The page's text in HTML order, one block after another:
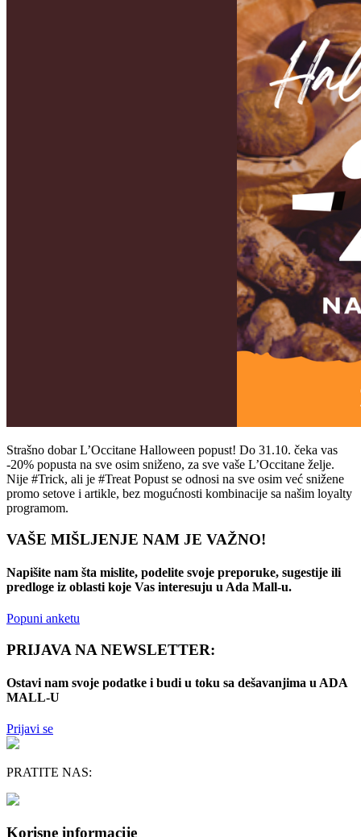
Strašno dobar L’Occitane Halloween popust! Do 31.10. čeka vas
-20% popusta na sve osim sniženo, za sve vaše L’Occitane želje.
Nije #Trick, ali je #Treat Popust se odnosi na sve osim već snižene
promo setove i artikle, bez mogućnosti kombinacije sa našim loyalty
programom.
VAŠE MIŠLJENJE NAM JE VAŽNO!
Napišite nam šta mislite, podelite svoje preporuke, sugestije ili
predloge iz oblasti koje Vas interesuju u Ada Mall-u.
Popuni anketu
PRIJAVA NA NEWSLETTER:
Ostavi nam svoje podatke i budi u toku sa dešavanjima u ADA
MALL-U
Prijavi se
PRATITE NAS:
Korisne informacije